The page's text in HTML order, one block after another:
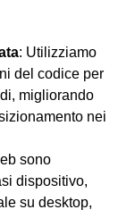
: Utilizziamo
del codice per
migliorando
nei
sono
dispositivo,
su desktop,